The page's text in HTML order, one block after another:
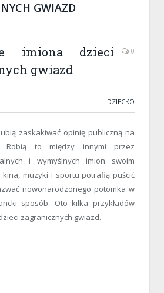
GWIAZD
imiona dzieci
gwiazd
0
DZIECKO
zaskakiwać opinię publiczną na
Robią to między innymi przez
i wymyślnych imion swoim
kina, muzyki i sportu potrafią puścić
nowonarodzonego potomka w
sposób. Oto kilka przykładów
zagranicznych gwiazd.